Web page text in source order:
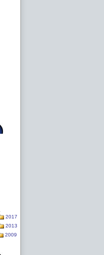
2017
2013
2009